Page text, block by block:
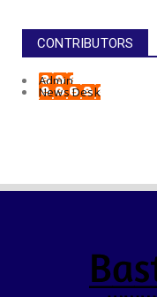
CONTRIBUTORS
Admin
News Desk